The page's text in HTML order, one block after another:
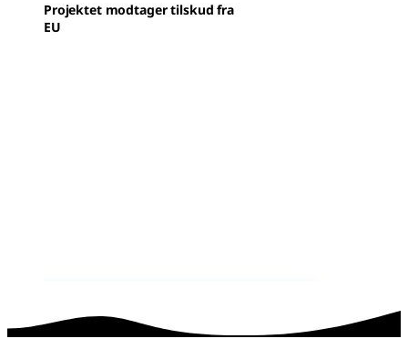
Projektet modtager tilskud fra
EU